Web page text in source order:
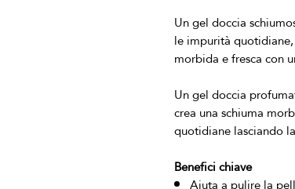
Un gel doccia
le impurità
Un gel doccia
crea una schiuma
Benefici chiave